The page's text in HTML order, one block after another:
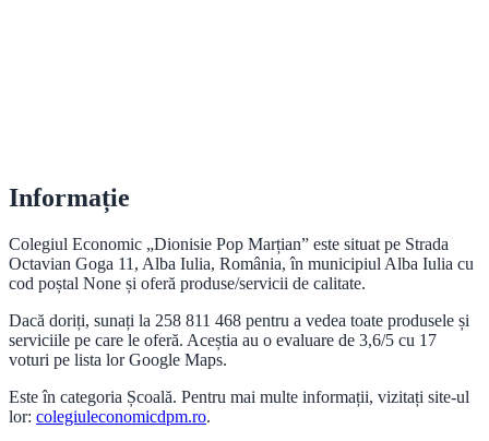
Informație
Colegiul Economic „Dionisie Pop Marțian” este situat pe Strada
Octavian Goga 11, Alba Iulia, România, în municipiul Alba Iulia cu
cod poștal None și oferă produse/servicii de calitate.
Dacă doriți, sunați la 258 811 468 pentru a vedea toate produsele și
serviciile pe care le oferă. Aceștia au o evaluare de 3,6/5 cu 17
voturi pe lista lor Google Maps.
Este în categoria Școală. Pentru mai multe informații, vizitați site-ul
lor: colegiuleconomicdpm.ro.